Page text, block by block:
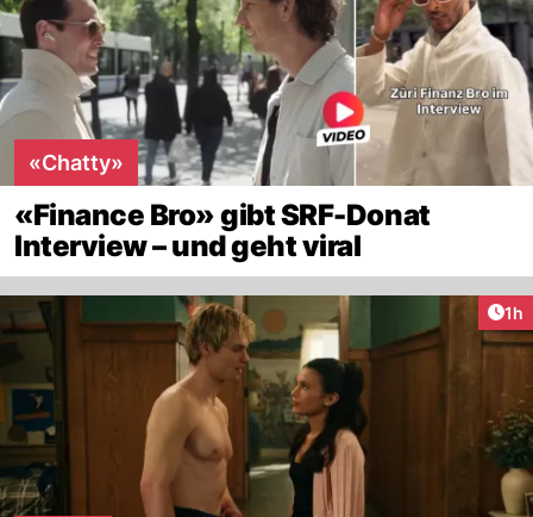
«Chatty»
«Finance Bro» gibt SRF-Donat
Interview – und geht viral
1h